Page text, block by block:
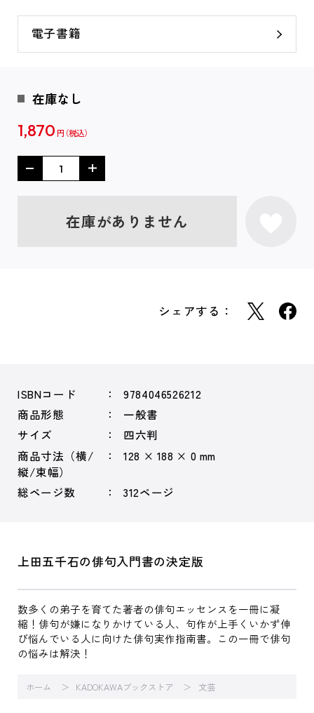
電子書籍
在庫なし
1,870 円
在庫がありません
シェアする：
ISBNコード
9784046526212
商品形態
一般書
サイズ
四六判
商品寸法（横/
縦/束幅）
128 × 188 × 0 mm
総ページ数 312ページ
上田五千石の俳句入門書の決定版
数多くの弟子を育てた著者の俳句エッセンスを一冊に凝
縮！俳句が嫌になりかけている人、句作が上手くいかず伸
び悩んでいる人に向けた俳句実作指南書。この一冊で俳句
の悩みは解決！
ホーム KADOKAWAブックストア 文芸